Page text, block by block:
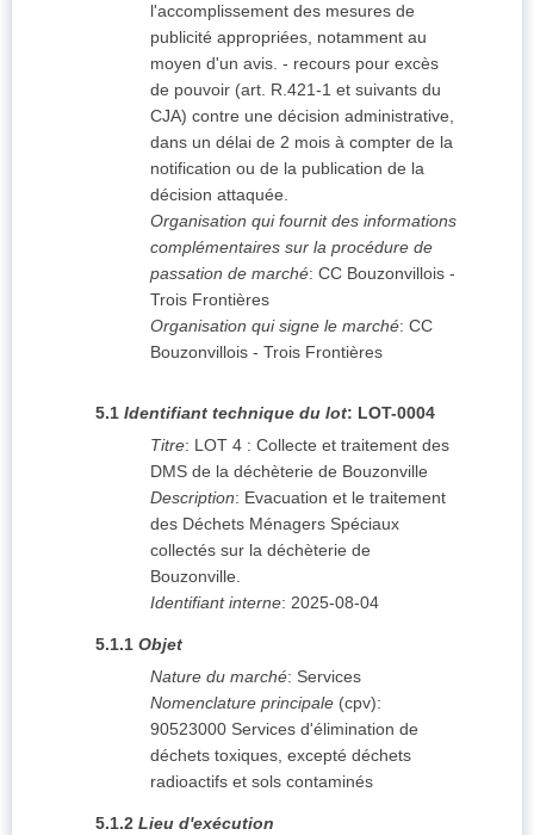
l'accomplissement des mesures de
publicité appropriées, notamment au
moyen d'un avis. - recours pour excès
de pouvoir (art. R.421-1 et suivants du
CJA) contre une décision administrative,
dans un délai de 2 mois à compter de la
notification ou de la publication de la
décision attaquée.
Organisation qui fournit des informations
complémentaires sur la procédure de
passation de marché: CC Bouzonvillois -
Trois Frontières
Organisation qui signe le marché: CC
Bouzonvillois - Trois Frontières
5.1 Identifiant technique du lot: LOT-0004
Titre: LOT 4 : Collecte et traitement des
DMS de la déchèterie de Bouzonville
Description: Evacuation et le traitement
des Déchets Ménagers Spéciaux
collectés sur la déchèterie de
Bouzonville.
Identifiant interne: 2025-08-04
5.1.1 Objet
Nature du marché: Services
Nomenclature principale (cpv):
90523000 Services d'élimination de
déchets toxiques, excepté déchets
radioactifs et sols contaminés
5.1.2 Lieu d'exécution